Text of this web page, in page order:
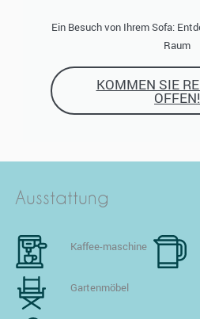
Ein Besuch von Ihrem Sofa:
Raum
KOMMEN SIE
OFFEN!
Ausstattung
Kaffee-maschine
Gartenmöbel